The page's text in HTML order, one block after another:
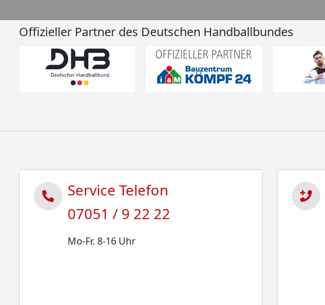
Offizieller Partner des Deutschen Handballbundes
Service Telefon
07051 / 9 22 22
Mo-Fr. 8-16 Uhr